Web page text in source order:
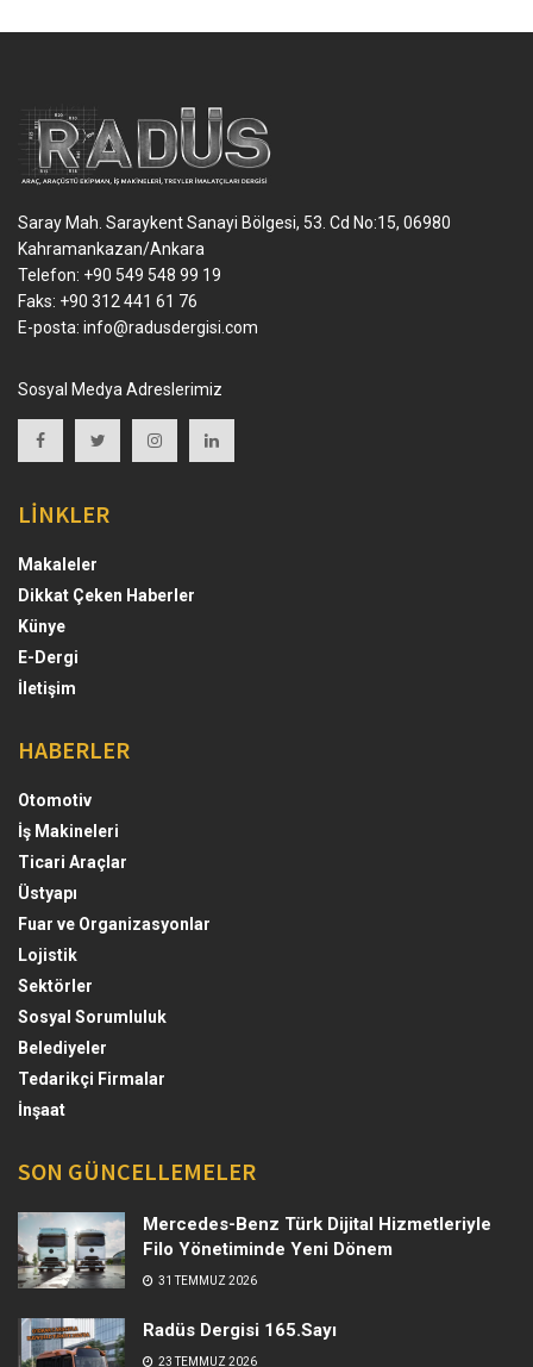
Saray Mah. Saraykent Sanayi Bölgesi, 53. Cd No:15, 06980
Kahramankazan/Ankara
Telefon: +90 549 548 99 19
Faks: +90 312 441 61 76
E-posta: info@radusdergisi.com
Sosyal Medya Adreslerimiz
LİNKLER
Makaleler
Dikkat Çeken Haberler
Künye
E-Dergi
İletişim
HABERLER
Otomotiv
İş Makineleri
Ticari Araçlar
Üstyapı
Fuar ve Organizasyonlar
Lojistik
Sektörler
Sosyal Sorumluluk
Belediyeler
Tedarikçi Firmalar
İnşaat
SON GÜNCELLEMELER
Mercedes-Benz Türk Dijital Hizmetleriyle
Filo Yönetiminde Yeni Dönem
31 TEMMUZ 2026
Radüs Dergisi 165.Sayı
23 TEMMUZ 2026